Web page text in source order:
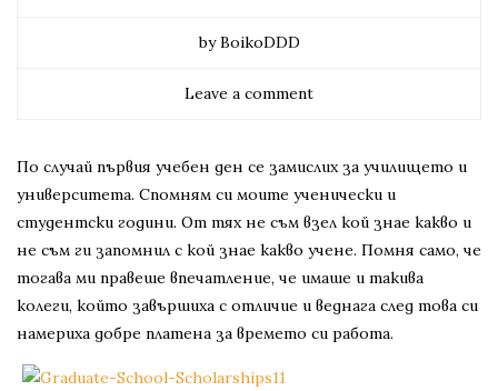
by BoikoDDD
Leave a comment
По случай първия учебен ден се замислих за училището и
университета. Спомням си моите ученически и
студентски години. От тях не съм взел кой знае какво и
не съм ги запомнил с кой знае какво учене. Помня само, че
тогава ми правеше впечатление, че имаше и такива
колеги, който завършиха с отличие и веднага след това си
намериха добре платена за времето си работа.